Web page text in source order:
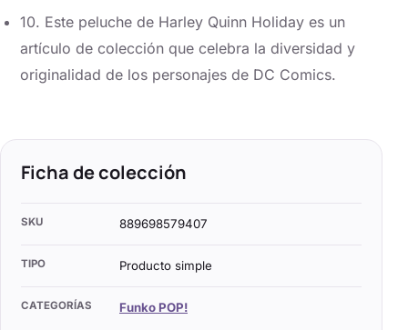
10. Este peluche de Harley Quinn Holiday es un
artículo de colección que celebra la diversidad y
originalidad de los personajes de DC Comics.
Ficha de colección
SKU 889698579407
TIPO Producto simple
CATEGORÍAS Funko POP!